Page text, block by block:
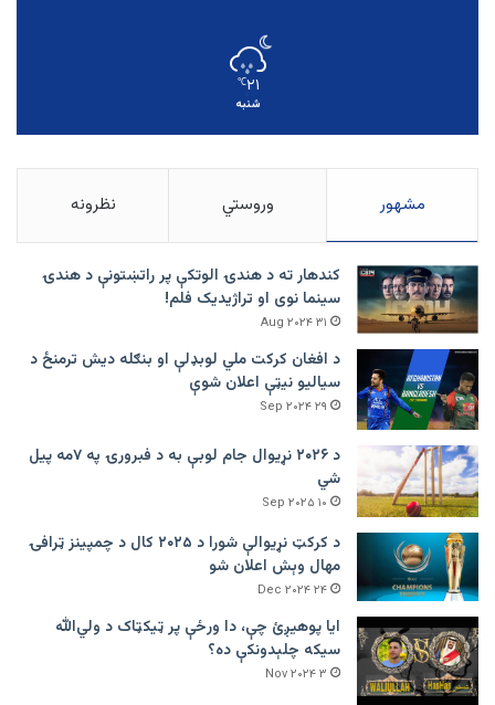
۲۱℃
شنبه
مشهور وروستي نظرونه
کندهار ته د هندۍ الوتکې پر راتښتونې د هندۍ
سینما نوی او تراژيديک فلم!
۳۱ Aug ۲۰۲۴
د افغان کرکت ملي لوبډلې او بنګله دیش ترمنځ د
سیالیو نیټې اعلان شوې
۲۹ Sep ۲۰۲۴
د ۲۰۲۶ نړیوال جام لوبې به د فبرورۍ په ۷مه پیل
شي
۱۰ Sep ۲۰۲۵
د کرکټ نړیوالې شورا د ۲۰۲۵ کال د چمپینز ټرافۍ
مهال وېش اعلان شو
۲۴ Dec ۲۰۲۴
ایا پوهیږئ چې، دا ورځې پر ټيکټاک د ولي‌الله
سیکه چلېدونکې ده؟
۳ Nov ۲۰۲۴